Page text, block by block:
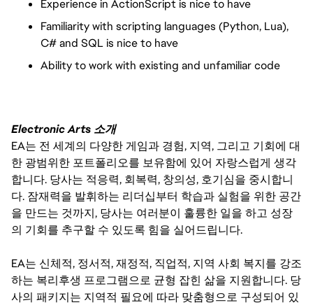
Experience in ActionScript is nice to have
Familiarity with scripting languages (Python, Lua),
C# and SQL is nice to have
Ability to work with existing and unfamiliar code
Electronic Arts 소개
EA는 전 세계의 다양한 게임과 경험, 지역, 그리고 기회에 대
한 광범위한 포트폴리오를 보유함에 있어 자랑스럽게 생각
합니다. 당사는 적응력, 회복력, 창의성, 호기심을 중시합니
다. 잠재력을 발휘하는 리더십부터 학습과 실험을 위한 공간
을 만드는 것까지, 당사는 여러분이 훌륭한 일을 하고 성장
의 기회를 추구할 수 있도록 힘을 실어드립니다.
EA는 신체적, 정서적, 재정적, 직업적, 지역 사회 복지를 강조
하는 복리후생 프로그램으로 균형 잡힌 삶을 지원합니다. 당
사의 패키지는 지역적 필요에 따라 맞춤형으로 구성되어 있